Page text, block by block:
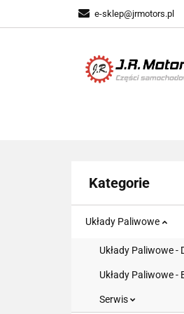
e-sklep@jrmotors.pl
Kategorie
Układy Paliwowe
Układy Paliwowe -
Układy Paliwowe -
Serwis